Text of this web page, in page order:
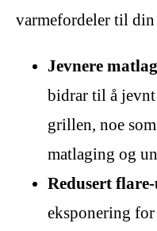
varmefordeler til
Jevnere
bidrar til å
grillen, noe
matlaging og
Redusert
eksponering